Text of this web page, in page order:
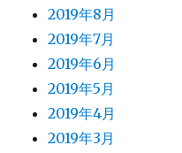
2019年8月
2019年7月
2019年6月
2019年5月
2019年4月
2019年3月